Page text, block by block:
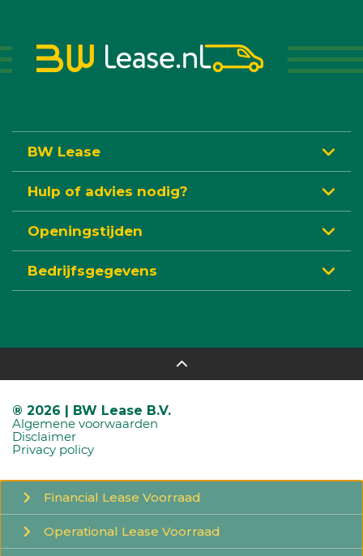
Financial Lease Voorraad
Operational Lease Voorraad
BW Lease
Hulp of advies nodig?
Openingstijden
Bedrijfsgegevens
® 2026 | BW Lease B.V.
Algemene voorwaarden
Disclaimer
Privacy policy